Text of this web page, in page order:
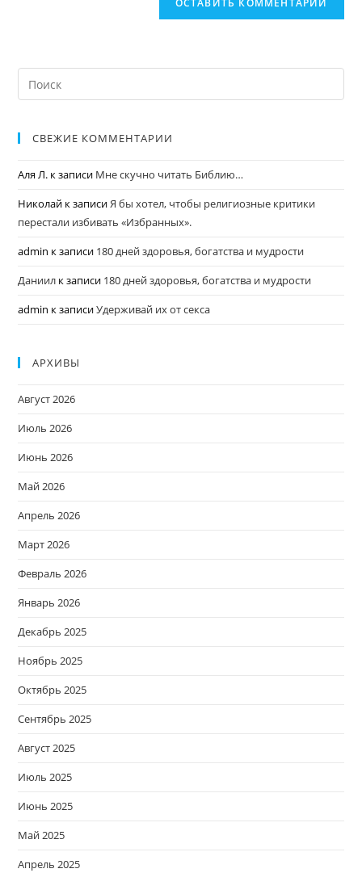
СВЕЖИЕ КОММЕНТАРИИ
Аля Л. к записи Мне скучно читать Библию…
Николай к записиЯ бы хотел, чтобы религиозные критики
перестали избивать «Избранных».
admin к записи 180 дней здоровья, богатства и мудрости
Даниил к записи 180 дней здоровья, богатства и мудрости
admin к записиУдерживай их от секса
АРХИВЫ
Август 2026
Июль 2026
Июнь 2026
Май 2026
Апрель 2026
Март 2026
Февраль 2026
Январь 2026
Декабрь 2025
Ноябрь 2025
Октябрь 2025
Сентябрь 2025
Август 2025
Июль 2025
Июнь 2025
Май 2025
Апрель 2025